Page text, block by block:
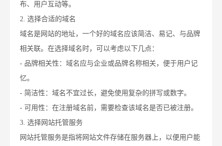
布、用户互动等。
2. 选择合适的域名
域名是网站的地址，一个好的域名应该简洁、易记、与品牌
相关联。在选择域名时，可以考虑以下几点：
- 品牌相关性：域名应与企业或品牌名称相关，便于用户记
忆。
- 简洁性：域名不宜过长，避免使用复杂的拼写或数字。
- 可用性：在注册域名前，需要检查该域名是否已被注册。
3. 选择网站托管服务
网站托管服务是指将网站文件存储在服务器上，以便用户能